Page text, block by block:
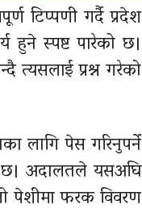
टिप्पणी गर्दै प्रदेश
हुने स्पष्ट पारेको छ।
त्यसलाई प्रश्न गरेको
लागि पेस गरिनुपर्ने
छ। अदालतले यसअघि
पेशीमा फरक विवरण